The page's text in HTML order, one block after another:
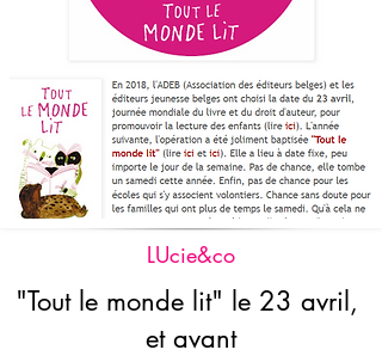
LUcie&co
"Tout le monde lit" le 23 avril,
et avant